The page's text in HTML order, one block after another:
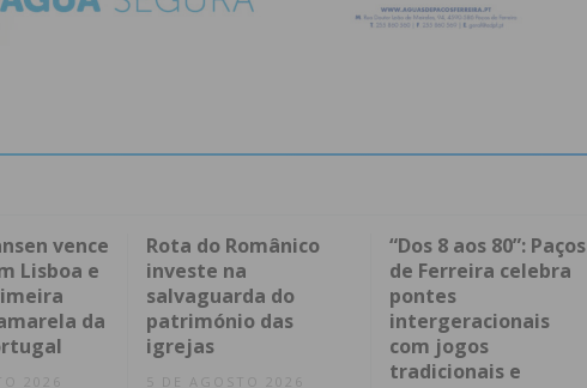
vence
Lisboa e
da
2026
Rota do Românico
investe na
salvaguarda do
património das
igrejas
5 DE AGOSTO 2026
“Dos 8 aos 80”: Paços
de Ferreira celebra
pontes
intergeracionais
com jogos
tradicionais e